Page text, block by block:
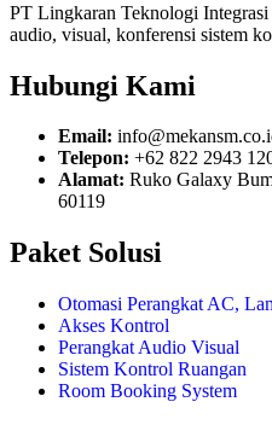
PT Lingkaran Teknologi Integrasi
audio, visual, konferensi sistem
Hubungi Kami
Email:
Telepon: +62 822 2943
Alamat: Ruko Galaxy
60119
Paket Solusi
Otomasi Perangkat AC,
Akses Kontrol
Perangkat Audio Visual
Sistem Kontrol Ruangan
Room Booking System